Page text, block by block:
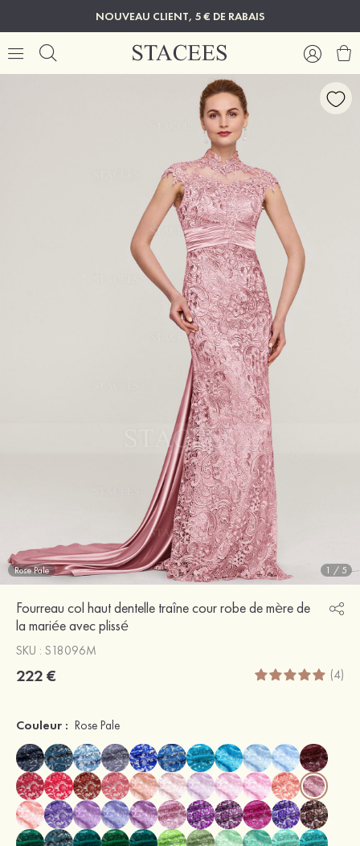
NOUVEAU CLIENT, 5 € DE RABAIS
Rose Pale 1 / 5
Fourreau col haut dentelle traîne cour robe de mère de
la mariée avec plissé
SKU : S18096M
222 € (4)
Couleur : Rose Pale